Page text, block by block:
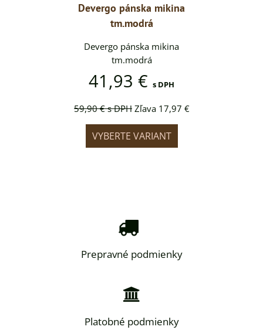
Devergo pánska mikina
tm.modrá
Devergo pánska mikina
tm.modrá
41,93 € s DPH
59,90 €s DPH Zľava 17,97 €
VYBERTE VARIANT
Prepravné podmienky
Platobné podmienky